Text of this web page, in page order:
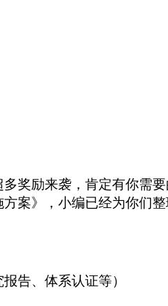
奖励来袭， 肯定有你需要
案》， 小编已经为你们
告、体系认证等）